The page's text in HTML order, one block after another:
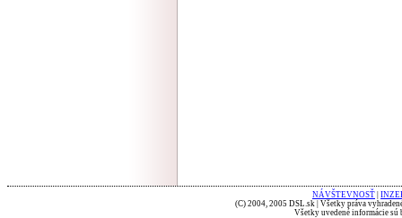
NÁVŠTEVNOSŤ
(C) 2004, 2005 DSL.sk | Všetky práva
Všetky uvedené informácie sú